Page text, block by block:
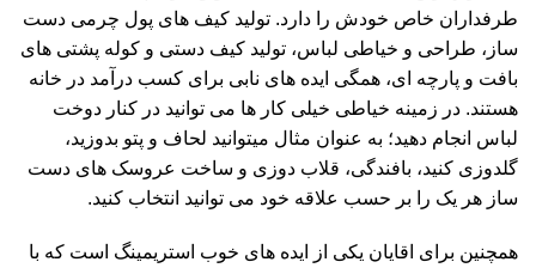
طرفداران خاص خودش را دارد. تولید کیف های پول چرمی دست
ساز، طراحی و خیاطی لباس، تولید کیف دستی و کوله پشتی های
بافت و پارچه ای، همگی ایده های نابی برای کسب درآمد در خانه
هستند. در زمینه خیاطی خیلی کار ها می توانید در کنار دوخت
لباس انجام دهید؛ به عنوان مثال میتوانید لحاف و پتو بدوزید،
گلدوزی کنید، بافندگی، قلاب دوزی و ساخت عروسک های دست
ساز هر یک را بر حسب علاقه خود می توانید انتخاب کنید.
همچنین برای اقایان یکی از ایده های خوب استریمینگ است که با